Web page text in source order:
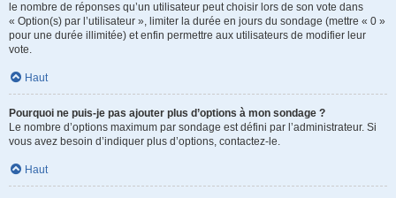
le nombre de réponses qu’un utilisateur peut choisir lors de son vote dans
« Option(s) par l’utilisateur », limiter la durée en jours du sondage (mettre « 0 »
pour une durée illimitée) et enfin permettre aux utilisateurs de modifier leur
vote.
Haut
Pourquoi ne puis-je pas ajouter plus d’options à mon sondage ?
Le nombre d’options maximum par sondage est défini par l’administrateur. Si
vous avez besoin d’indiquer plus d’options, contactez-le.
Haut